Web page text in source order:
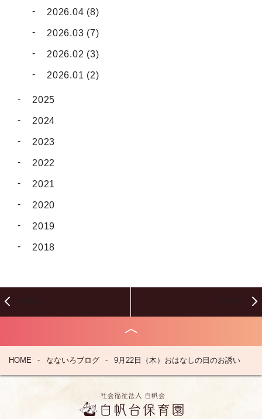
2026.04 (8)
2026.03 (7)
2026.02 (3)
2026.01 (2)
2025
2024
2023
2022
2021
2020
2019
2018
HOME なないろブログ 9月22日（木）おはなしの日のお誘い